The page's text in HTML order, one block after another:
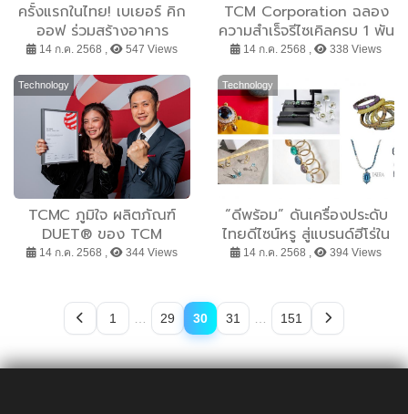
ครั้งแรกในไทย! เบเยอร์ คิก
ออฟ ร่วมสร้างอาคาร
ต้นแบบในเขตกรุงเทพฯ ให้
เย็นขึ้นและปลอดภัยยิ่งขึ้น
ด้วยสีทาภายในที่มีคุณสมบัติ
สะท้อนความร้อนสูงและหน่วง
ไฟในตัว พร้อมยกระดับ
“คุณสมบัติสีหน่วงไฟ” ด้วย
นวัตกรรมจากขยะอาหาร
สร้างโรงเรียนปลอดภัย
ต้นแบบเพื่อสังคม
14 ก.ค. 2568 , 547 Views
TCM Corporation ฉลอง
ความสำเร็จรีไซเคิลครบ 1 พัน
ล้านขวด กับแคมเปญ
“Beyond One Billion”
ตอกย้ำพันธกิจสู่โลกที่ยั่งยืน
14 ก.ค. 2568 , 338 Views
Technology
TCMC ภูมิใจ ผลิตภัณฑ์
DUET® ของ TCM
Corporation Plc. คว้า
ตอกย้ำความเป็นผู้นำด้าน
นวัตกรรมการออกแบบเพื่อ
ความยั่งยืน
14 ก.ค. 2568 , 344 Views
Technology
“ดีพร้อม” ดันเครื่องประดับ
ไทยดีไซน์หรู สู่แบรนด์ฮีโร่ใน
โลกแฟชั่น เจาะลึกแนวคิด 5
14 ก.ค. 2568 , 394 Views
1 29 30 31 151